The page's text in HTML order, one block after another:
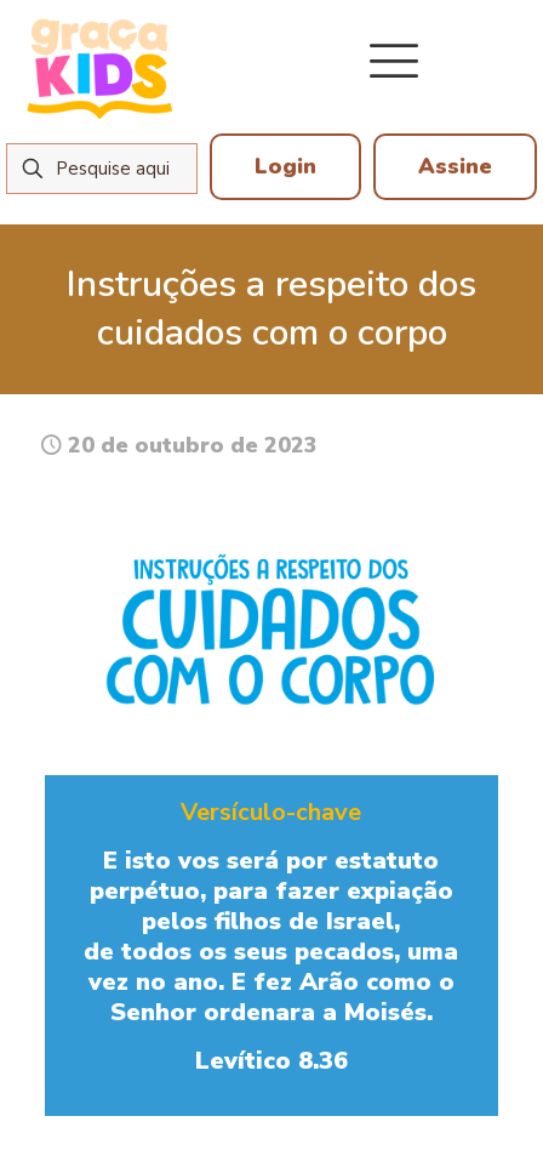
Login Assine
Instruções a respeito dos
cuidados com o corpo
20 de outubro de 2023
Versículo-chave
E isto vos será por estatuto
perpétuo, para fazer expiação
pelos filhos de Israel,
de todos os seus pecados, uma
vez no ano. E fez Arão como o
Senhor ordenara a Moisés.
Levítico 8.36